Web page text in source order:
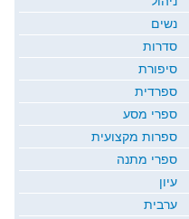
נשים
סדרות
סיפורת
ספרדית
ספרי מסע
ספרות מקצועית
ספרי מתנה
עיון
ערבית